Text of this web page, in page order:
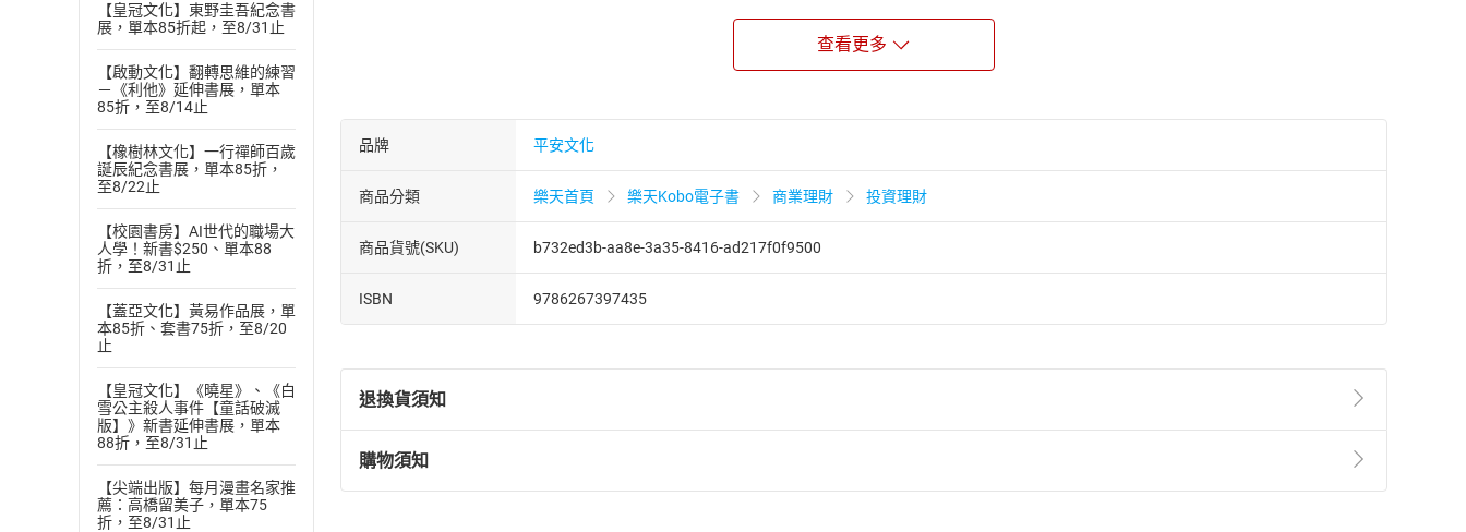
【皇冠文化】東野圭吾紀念書
展，單本85折起，至8/31止
【啟動文化】翻轉思維的練習
－《利他》延伸書展，單本
85折，至8/14止
【橡樹林文化】一行禪師百歲
誕辰紀念書展，單本85折，
至8/22止
【校園書房】AI世代的職場大
人學！新書$250、單本88
折，至8/31止
【蓋亞文化】黃易作品展，單
本85折、套書75折，至8/20
止
【皇冠文化】《曉星》、《白
雪公主殺人事件【童話破滅
版】》新書延伸書展，單本
88折，至8/31止
【尖端出版】每月漫畫名家推
薦：高橋留美子，單本75
折，至8/31止
：養成向上看齊的習慣，徹底釐清99%和100%的不同。
：養成適度偷懶的習慣，學會放鬆，結果有時會比想像得更好。
【財經作家】許繼元 Mr.Market 市場先生
【臨床心理師】
【知名財經作家、投資理財YouTuber】蕾咪Rami
猿渡 步 Ayumu Endo
安克日本株式會社社長CEO，安克直營店株式會社社長CEO、EA顧問聯合公司CEO，同時擔任多家企業的獨立董事和顧問。
本事業部門，並實現了公司所有產品在線上銷售都獲得市占率第一名的成績，在創業第九年達成了三百億日圓營收。
查看更多
品牌 平安文化
商品分類 樂天首頁 樂天Kobo電子書 商業理財 投資理財
商品貨號(SKU) b732ed3b-aa8e-3a35-8416-ad217f0f9500
ISBN 9786267397435
退換貨須知
退換貨規定：
(一)依消費者保護法第19條第1項後段暨通訊交易解除權合理例外情事適用準則第2條第5款之規定，「非以有形媒介提供之數位
購物須知